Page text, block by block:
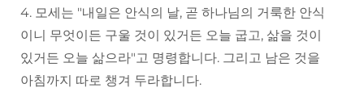
4. 모세는 "내일은 안식의 날, 곧 하나님의 거룩한 안식
이니 무엇이든 구울 것이 있거든 오늘 굽고, 삶을 것이
있거든 오늘 삶으라"고 명령합니다. 그리고 남은 것을
아침까지 따로 챙겨 두라합니다.